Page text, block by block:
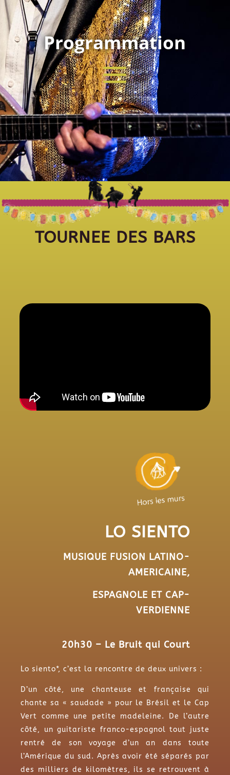
Programmation
TOURNEE DES BARS
LO SIENTO
MUSIQUE FUSION LATINO-
AMERICAINE,
ESPAGNOLE ET CAP-
VERDIENNE
20h30 – Le Bruit qui Court
Lo siento*, c’est la rencontre de deux univers :
D’un côté, une chanteuse et française qui
chante sa « saudade » pour le Brésil et le Cap
Vert comme une petite madeleine. De l’autre
côté, un guitariste franco­-espagnol tout juste
rentré de son voyage d’un an dans toute
l’Amérique du sud. Après avoir été séparés par
des milliers de kilomètres, ils se retrouvent à